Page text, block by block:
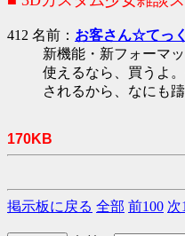
412 名前： お客さん☆てっ
新機能・新フォーマ
使えるなら、買うよ
されるから、なにも
170KB
掲示板に戻る 全部 前100 次